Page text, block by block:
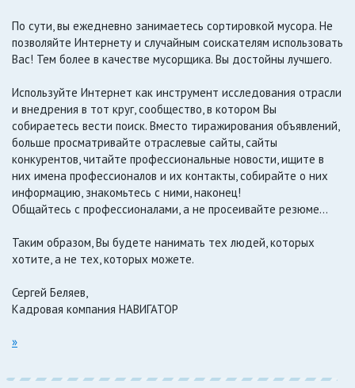
По сути, вы ежедневно занимаетесь сортировкой мусора. Не
позволяйте Интернету и случайным соискателям использовать
Вас! Тем более в качестве мусорщика. Вы достойны лучшего.
Используйте Интернет как инструмент исследования отрасли
и внедрения в тот круг, сообщество, в котором Вы
собираетесь вести поиск. Вместо тиражирования объявлений,
больше просматривайте отраслевые сайты, сайты
конкурентов, читайте профессиональные новости, ищите в
них имена профессионалов и их контакты, собирайте о них
информацию, знакомьтесь с ними, наконец!
Общайтесь с профессионалами, а не просеивайте резюме…
Таким образом, Вы будете нанимать тех людей, которых
хотите, а не тех, которых можете.
Сергей Беляев,
Кадровая компания НАВИГАТОР
»